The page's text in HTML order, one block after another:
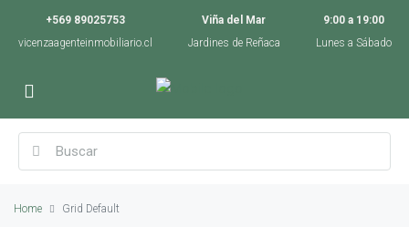
+569 89025753
vicenzaagenteinmobiliario.cl
Viña del Mar
Jardines de Reñaca
9:00 a 19:00
Lunes a Sábado
Home Grid Default